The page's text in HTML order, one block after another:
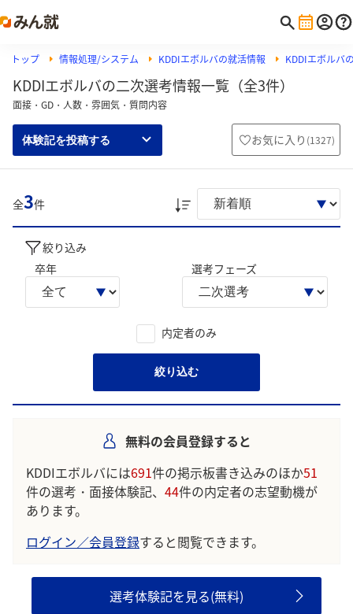
トップ 情報処理/システム KDDIエボルバの就活情報 KDDIエボルバ
KDDIエボルバの二次選考情報一覧（全3件）
面接・GD・人数・雰囲気・質問内容
体験記を投稿する お気に入り (1327)
全3件
絞り込み
卒年
選考フェーズ
内定者のみ
絞り込む
無料の会員登録すると
KDDIエボルバには691件の掲示板書き込みのほか51
件の選考・面接体験記、 44件の内定者の志望動機が
あります。
ログイン／会員登録すると閲覧できます。
選考体験記を見る(無料)